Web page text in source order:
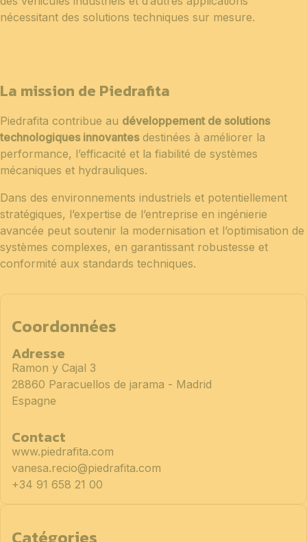
nécessitant des solutions techniques sur mesure.
La mission de Piedrafita
Piedrafita contribue au développement de solutions
technologiques innovantesdestinées à améliorer la
performance, l’efficacité et la fiabilité de systèmes
mécaniques et hydrauliques.
Dans des environnements industriels et potentiellement
stratégiques, l’expertise de l’entreprise en ingénierie
avancée peut soutenir la modernisation et l’optimisation de
systèmes complexes, en garantissant robustesse et
conformité aux standards techniques.
Coordonnées
Adresse
Ramon y Cajal 3
28860 Paracuellos de jarama - Madrid
Espagne
Contact
www.piedrafita.com
vanesa.recio@piedrafita.com
+34 91 658 21 00